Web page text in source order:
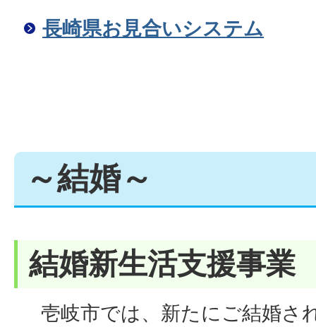
長崎県お見合いシステム
～結婚～
結婚新生活支援事業
壱岐市では、新たにご結婚さ